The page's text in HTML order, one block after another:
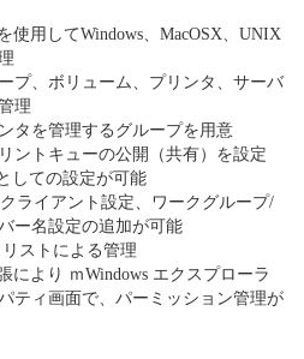
使用してWindows、MacOSX、UNIX
プ、ボリューム、プリンタ、サーバ
理
タを管理するグループを用意
ントキューの公開（共有）を設定
しての設定が可能
ライアント設定、ワークグループ/
ー名設定の追加が可能
ストによる管理
により ｍWindows エクスプローラ
ティ画面で、パーミッション管理が